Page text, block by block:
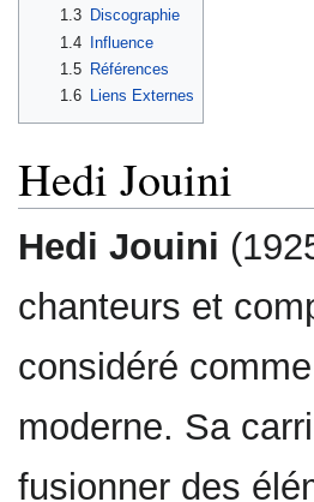
1.3
Discographie
1.4 Influence
1.5
Références
1.6
Liens Externes
Hedi Jouini
Hedi Jouini
chanteurs et
considéré
moderne. Sa
fusionner des